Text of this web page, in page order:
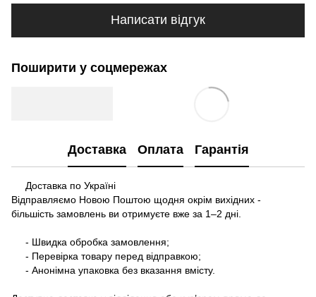
Написати відгук
Поширити у соцмережах
Доставка Оплата Гарантія
Доставка по Україні
Відправляємо Новою Поштою щодня окрім вихідних -
більшість замовлень ви отримуєте вже за 1–2 дні.
- Швидка обробка замовлення;
- Перевірка товару перед відправкою;
- Анонімна упаковка без вказання вмісту.